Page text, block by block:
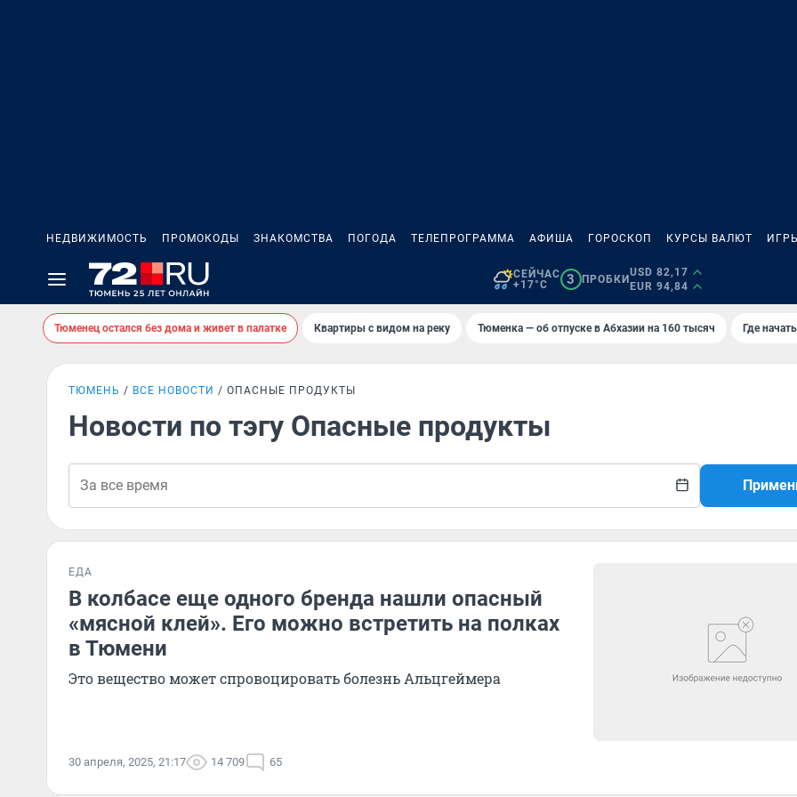
НЕДВИЖИМОСТЬ ПРОМОКОДЫ ЗНАКОМСТВА ПОГОДА ТЕЛЕПРОГРАММА АФИША ГОРОСКОП КУРСЫ ВАЛЮТ
СЕЙЧАС
+17°C
3 ПРОБКИ
USD 82,17
EUR 94,84
Тюменец остался без дома и живет в палатке Квартиры с видом на реку Тюменка — об отпуске в Абхазии на 160 тысяч Где
ТЮМЕНЬ ВСЕ НОВОСТИ ОПАСНЫЕ ПРОДУКТЫ
Новости по тэгу Опасные продукты
ЕДА
В колбасе еще одного бренда нашли опасный
«мясной клей». Его можно встретить на полках
в Тюмени
Это вещество может спровоцировать болезнь Альцгеймера
30 апреля, 2025, 21:17 14 709 65